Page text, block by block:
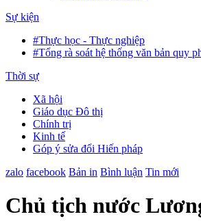
Sự kiện
#Thực học - Thực nghiệp
#Tổng rà soát hệ thống văn bản quy
Thời sự
Xã hội
Giáo dục Đô thị
Chính trị
Kinh tế
Góp ý sửa đổi Hiến pháp
zalo facebook Bản in Bình luận Tin mới
Chủ tịch nước